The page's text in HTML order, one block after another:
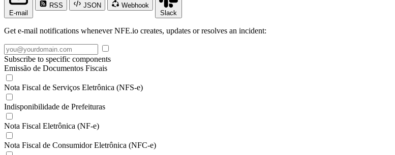
E-mail
RSS JSON
Webhook
Slack
Get e-mail notifications whenever NFE.io creates, updates or resolves an incident:
Subscribe to specific components
Emissão de Documentos Fiscais
Nota Fiscal de Serviços Eletrônica (NFS-e)
Indisponibilidade de Prefeituras
Nota Fiscal Eletrônica (NF-e)
Nota Fiscal de Consumidor Eletrônica (NFC-e)